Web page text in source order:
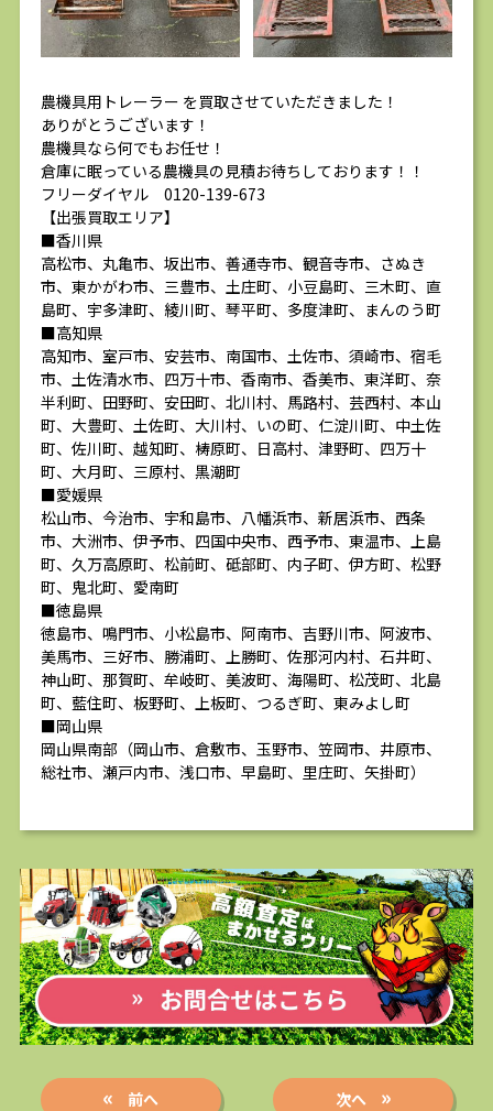
農機具用トレーラー を買取させていただきました！
ありがとうございます！
農機具なら何でもお任せ！
倉庫に眠っている農機具の見積お待ちしております！！
フリーダイヤル 0120-139-673
【出張買取エリア】
■香川県
高松市、丸亀市、坂出市、善通寺市、観音寺市、さぬき
市、東かがわ市、三豊市、土庄町、小豆島町、三木町、直
島町、宇多津町、綾川町、琴平町、多度津町、まんのう町
■高知県
高知市、室戸市、安芸市、南国市、土佐市、須崎市、宿毛
市、土佐清水市、四万十市、香南市、香美市、東洋町、奈
半利町、田野町、安田町、北川村、馬路村、芸西村、本山
町、大豊町、土佐町、大川村、いの町、仁淀川町、中土佐
町、佐川町、越知町、梼原町、日高村、津野町、四万十
町、大月町、三原村、黒潮町
■愛媛県
松山市、今治市、宇和島市、八幡浜市、新居浜市、西条
市、大洲市、伊予市、四国中央市、西予市、東温市、上島
町、久万高原町、松前町、砥部町、内子町、伊方町、松野
町、鬼北町、愛南町
■徳島県
徳島市、鳴門市、小松島市、阿南市、吉野川市、阿波市、
美馬市、三好市、勝浦町、上勝町、佐那河内村、石井町、
神山町、那賀町、牟岐町、美波町、海陽町、松茂町、北島
町、藍住町、板野町、上板町、つるぎ町、東みよし町
■岡山県
岡山県南部（岡山市、倉敷市、玉野市、笠岡市、井原市、
総社市、瀬戸内市、浅口市、早島町、里庄町、矢掛町）
前へ 次へ